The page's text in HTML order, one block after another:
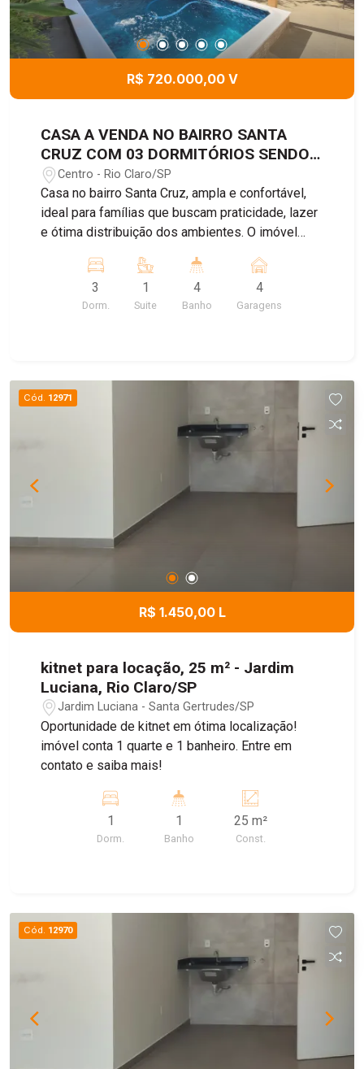
R$ 720.000,00 V
CASA A VENDA NO BAIRRO SANTA
CRUZ COM 03 DORMITÓRIOS SENDO
01 SUITE
Centro - Rio Claro/SP
Casa no bairro Santa Cruz, ampla e confortável,
ideal para famílias que buscam praticidade, lazer
e ótima distribuição dos ambientes. O imóvel
com armários embutidos, sala de estar integrada
à sala de jantar, banheiro social, cozinha funcional,
quarto de despejo, banheiro de serviço, além de
carros.Localizada no bairro Santa Cruz, em uma
região tranquila e com fácil acesso aos principais
comércios e serviços da cidade.
3
Dorm.
1
Suite
4
Banho
4
Garagens
Cód. 12971
R$ 1.450,00 L
kitnet para locação, 25 m² - Jardim
Luciana, Rio Claro/SP
Jardim Luciana - Santa Gertrudes/SP
Oportunidade de kitnet em ótima localização!
imóvel conta 1 quarte e 1 banheiro. Entre em
contato e saiba mais!
1
Dorm.
1
Banho
25 m²
Const.
Cód. 12970